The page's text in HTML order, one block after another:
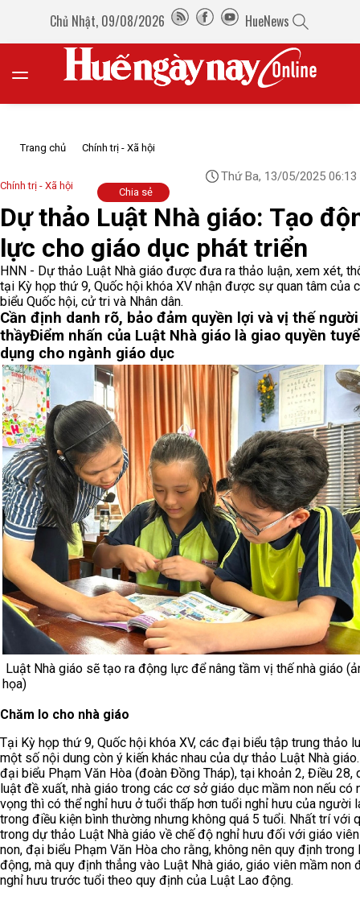
Chủ Nhật, 09/08/2026 HueNews
Trang chủ Chính trị - Xã hội
Chính trị - Xã hội
Thứ Ba, 13/05/2025 06:13
Chia sẻ
Dự thảo Luật Nhà giáo: Tạo
lực cho giáo dục phát triển
HNN - Dự thảo Luật Nhà giáo được đưa ra thảo luận, xem xét,
tại Kỳ họp thứ 9, Quốc hội khóa XV nhận được sự quan tâm của
biểu Quốc hội, cử tri và Nhân dân.
Cần định danh rõ, bảo đảm quyền lợi và vị thế người
thầyĐiểm nhấn của Luật Nhà giáo là giao quyền
dụng cho ngành giáo dục
Luật Nhà giáo sẽ tạo ra động lực để nâng tầm vị thế nhà giáo
họa)
Chăm lo cho nhà giáo
Tại Kỳ họp thứ 9, Quốc hội khóa XV, các đại biểu tập trung thảo
một số nội dung còn ý kiến khác nhau của dự thảo Luật Nhà
đại biểu Phạm Văn Hòa (đoàn Đồng Tháp), tại khoản 2, Điều 28,
luật đề xuất, nhà giáo trong các cơ sở giáo dục mầm non nếu có
vọng thì có thể nghỉ hưu ở tuổi thấp hơn tuổi nghỉ hưu của người
trong điều kiện bình thường nhưng không quá 5 tuổi. Nhất trí với
trong dự thảo Luật Nhà giáo về chế độ nghỉ hưu đối với giáo
non, đại biểu Phạm Văn Hòa cho rằng, không nên quy định trong
động, mà quy định thẳng vào Luật Nhà giáo, giáo viên mầm non
nghỉ hưu trước tuổi theo quy định của Luật Lao động.